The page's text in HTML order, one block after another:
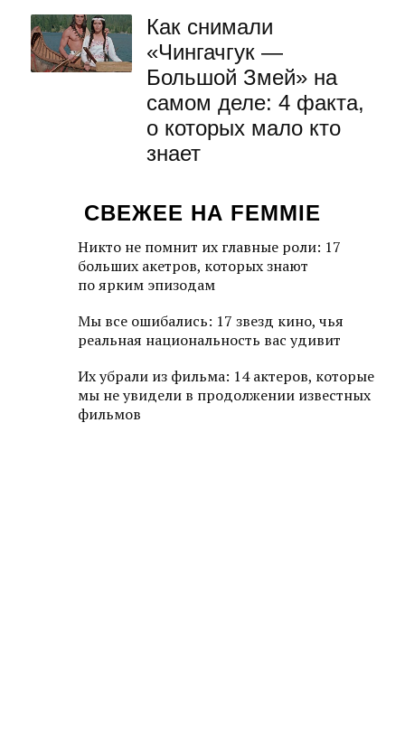
Как снимали
«Чингачгук —
Большой Змей» на
самом деле: 4 факта,
о которых мало кто
знает
СВЕЖЕЕ НА FEMMIE
Никто не помнит их главные роли: 17
больших акетров, которых знают
по ярким эпизодам
Мы все ошибались: 17 звезд кино, чья
реальная национальность вас удивит
Их убрали из фильма: 14 актеров, которые
мы не увидели в продолжении известных
фильмов